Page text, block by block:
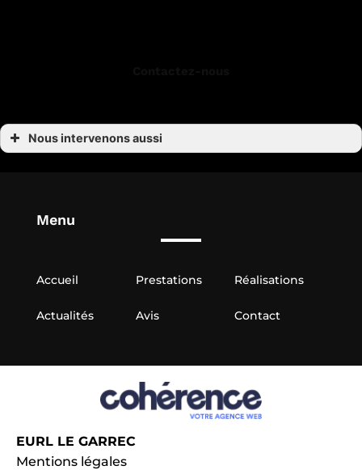
Nous intervenons aussi
Pose de parquet à Erdeven et La Trinité-sur-Mer
Menu
Accueil Prestations Réalisations
Actualités Avis Contact
EURL LE GARREC
Mentions légales